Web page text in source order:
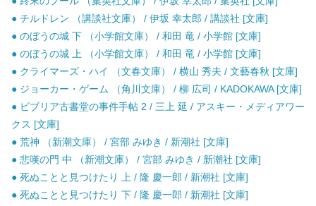
● チルドレン （講談社文庫） / 伊坂 幸太郎 / 講談社 [文庫]
● のぼうの城 下 （小学館文庫） / 和田 竜 / 小学館 [文庫]
● のぼうの城 上 （小学館文庫） / 和田 竜 / 小学館 [文庫]
● クライマーズ・ハイ （文春文庫） / 横山 秀夫 / 文藝春秋 [文庫]
● ジョーカー・ゲーム （角川文庫） / 柳 広司 / KADOKAWA [文庫]
● ビブリア古書堂の事件手帖 2 / 三上 延 / アスキー・メディアワー
クス [文庫]
● 荒神 （新潮文庫） / 宮部 みゆき / 新潮社 [文庫]
● 悲嘆の門 中 （新潮文庫） / 宮部 みゆき / 新潮社 [文庫]
● 死ぬことと見つけたり 上 / 隆 慶一郎 / 新潮社 [文庫]
● 死ぬことと見つけたり 下 / 隆 慶一郎 / 新潮社 [文庫]